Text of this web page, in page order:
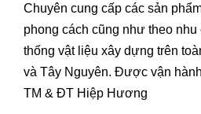
Chuyên cung cấp các sản
phong cách cũng như theo nhu
thống vật liệu xây dựng trên
và Tây Nguyên. Được vận
TM & ĐT Hiệp Hương